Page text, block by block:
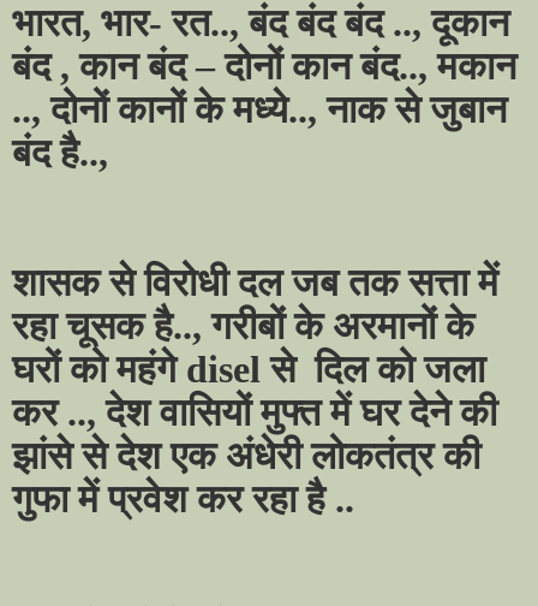
भारत, भार- रत.., बंद बंद बंद .., दूकान
बंद , कान बंद – दोनों कान बंद.., मकान
.., दोनों कानों के मध्ये.., नाक से जुबान
बंद है..,
शासक से विरोधी दल जब तक सत्ता में
रहा चूसक है.., गरीबों के अरमानों के
घरों को महंगे disel से दिल को जला
कर .., देश वासियों मुफ्त में घर देने की
झांसे से देश एक अंधेरी लोकतंत्र की
गुफा में प्रवेश कर रहा है ..